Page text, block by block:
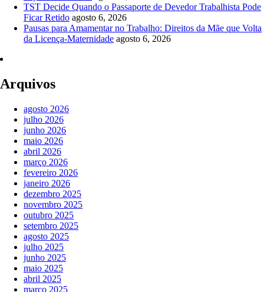
TST Decide Quando o Passaporte de Devedor Trabalhista Pode
Ficar Retido agosto 6, 2026
Pausas para Amamentar no Trabalho: Direitos da Mãe que Volta
da Licença-Maternidade agosto 6, 2026
Arquivos
agosto 2026
julho 2026
junho 2026
maio 2026
abril 2026
março 2026
fevereiro 2026
janeiro 2026
dezembro 2025
novembro 2025
outubro 2025
setembro 2025
agosto 2025
julho 2025
junho 2025
maio 2025
abril 2025
março 2025